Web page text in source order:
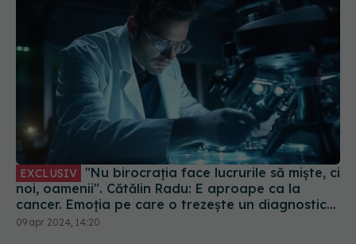
EXCLUSIV
noi, oamenii". Cătălin Radu: E aproape ca la
cancer. Emoția pe care o trezește un diagnostic
de cancer este incomparabil mai mare
09 apr 2024, 14:20